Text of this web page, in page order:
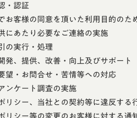
・認証
お客様の同意を頂いた利用目的のた
にあたり必要なご連絡の実施
の実行・処理
発、提供、改善・向上及びサポート
望・お問合せ・苦情等への対応
ンケート調査の実施
リシー、当社との契約等に違反する